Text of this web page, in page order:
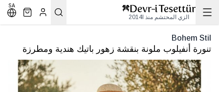
الزي المحتشم منذ 2014l
SA
Bohem Stil
تنورة أنفيلوب ملونة بنقشة زهور باتيك هندية ومطرزة